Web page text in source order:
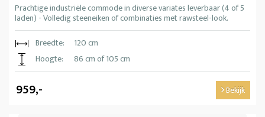
Prachtige industriële commode in diverse variates leverbaar (4 of 5
laden) - Volledig steeneiken of combinaties met rawsteel-look.
Breedte:
120 cm
Hoogte:
86 cm of 105 cm
959,- Bekijk